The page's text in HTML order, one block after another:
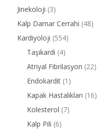
Jinekoloji (3)
Kalp Damar Cerrahi (48)
Kardiyoloji (554)
Taşikardi (4)
Atriyal Fibrilasyon (22)
Endokardit (1)
Kapak Hastalıkları (16)
Kolesterol (7)
Kalp Pili (6)